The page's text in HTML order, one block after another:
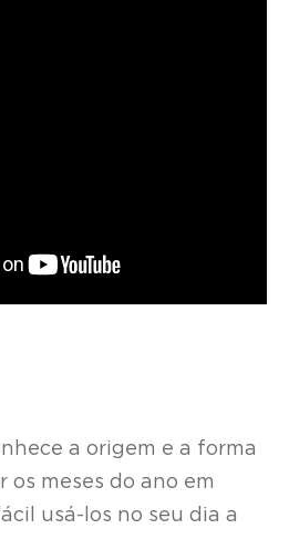
a origem e a forma
os meses do ano em
usá-los no seu dia a